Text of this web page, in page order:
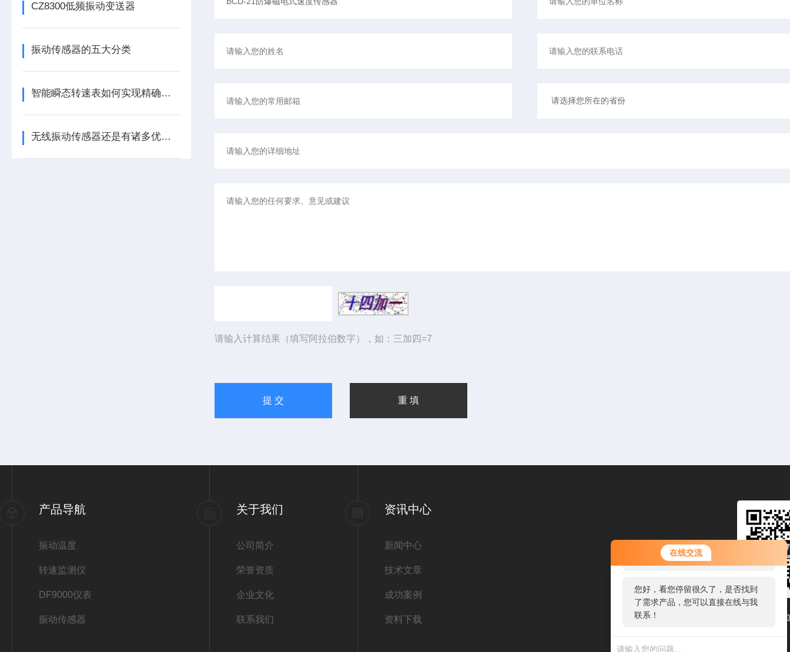
在线交流
您好！欢迎前来咨询，很高兴为您
服务，请问您要咨询什么问题呢？
您好，看您停留很久了，是否找到
了需求产品，您可以直接在线与我
联系！
CZ8300低频振动变送器
振动传感器的五大分类
智能瞬态转速表如何实现精确测量？
无线振动传感器还是有诸多优势的
请输入计算结果（填写阿拉伯数字），如：三加四=7
产品导航
振动温度
转速监测仪
DF9000仪表
振动传感器
关于我们
公司简介
荣誉资质
企业文化
联系我们
资讯中心
新闻中心
技术文章
成功案例
资料下载 扫码